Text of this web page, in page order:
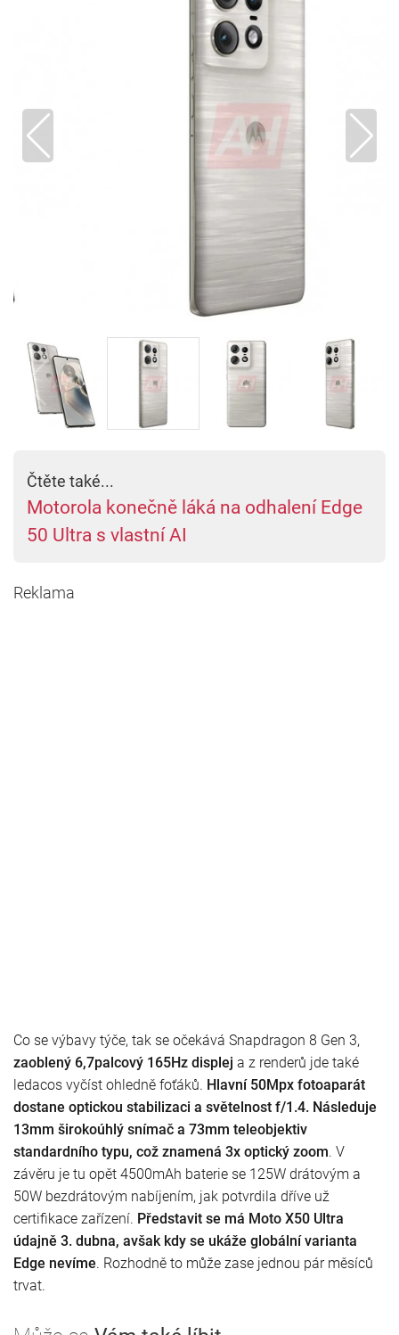
Čtěte také...
Motorola konečně láká na odhalení Edge
50 Ultra s vlastní AI
Reklama
Co se výbavy týče, tak se očekává Snapdragon 8 Gen 3,
zaoblený 6,7palcový 165Hz displej a z renderů jde také
ledacos vyčíst ohledně foťáků. Hlavní 50Mpx fotoaparát
dostane optickou stabilizaci a světelnost f/1.4. Následuje
13mm širokoúhlý snímač a 73mm teleobjektiv
standardního typu, což znamená 3x optický zoom. V
závěru je tu opět 4500mAh baterie se 125W drátovým a
50W bezdrátovým nabíjením, jak potvrdila dříve už
certifikace zařízení. Představit se má Moto X50 Ultra
údajně 3. dubna, avšak kdy se ukáže globální varianta
Edge nevíme. Rozhodně to může zase jednou pár měsíců
trvat.